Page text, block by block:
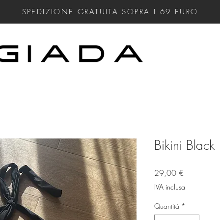
SPEDIZIONE GRATUITA SOPRA I 69 EURO
Bikini Black
29,00 €
IVA inclusa
Quantità *